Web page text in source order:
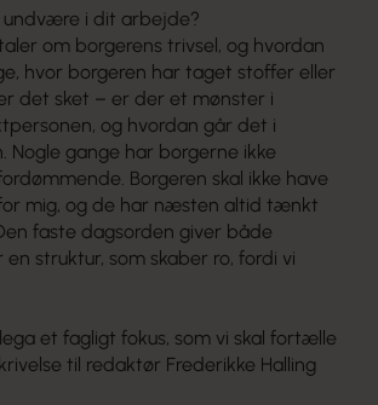
undvære i dit arbejde?
om borgerens trivsel, og hvordan
hvor borgeren har taget stoffer eller
det sket – er der et mønster i
og hvordan går det i
Nogle gange har borgerne ikke
Borgeren skal ikke have
mig, og de har næsten altid tænkt
faste dagsorden giver både
struktur, som skaber ro, fordi vi
et fagligt fokus, som vi skal fortælle
til redaktør Frederikke Halling